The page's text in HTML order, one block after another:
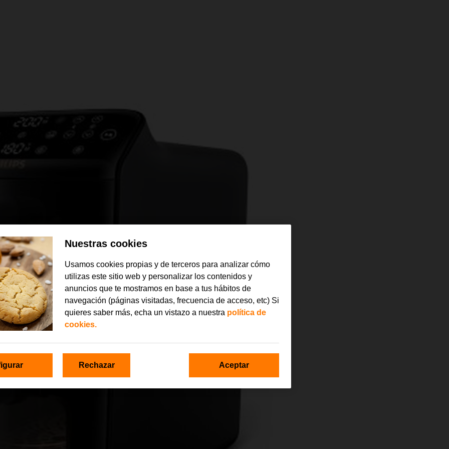
Nuestras cookies
Usamos cookies propias y de terceros para analizar cómo
utilizas este sitio web y personalizar los contenidos y
anuncios que te mostramos en base a tus hábitos de
navegación (páginas visitadas, frecuencia de acceso, etc) Si
quieres saber más, echa un vistazo a nuestra política de
cookies.
Rechazar Aceptar